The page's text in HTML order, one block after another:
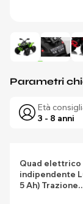
Parametri
Età
3 - 8 anni
Quad elettrico
indipendente
5 Ah)